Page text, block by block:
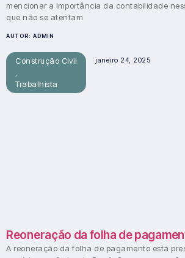
mencionar a importância da contabilidade
que não se atentam
AUTOR: ADMIN
Construção Civil
Trabalhista
janeiro 24, 2025
Reoneração da folha de
A reoneração da folha de pagamento está